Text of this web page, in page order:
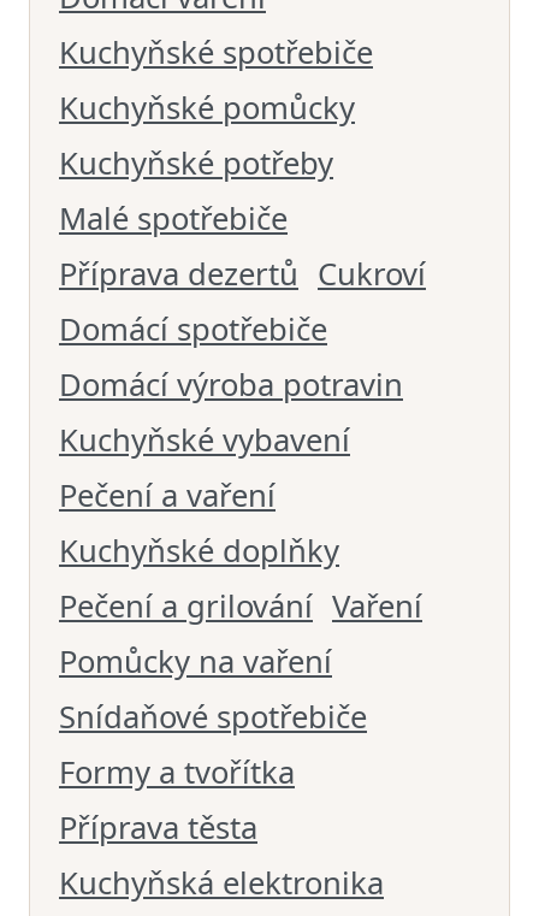
Kuchyňské spotřebiče
Kuchyňské pomůcky
Kuchyňské potřeby
Malé spotřebiče
Příprava dezertů Cukroví
Domácí spotřebiče
Domácí výroba potravin
Kuchyňské vybavení
Pečení a vaření
Kuchyňské doplňky
Pečení a grilování Vaření
Pomůcky na vaření
Snídaňové spotřebiče
Formy a tvořítka
Příprava těsta
Kuchyňská elektronika